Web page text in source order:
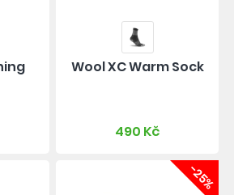
Wool XC Warm Sock
490 Kč
-25%